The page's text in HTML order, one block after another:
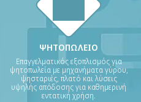
ΨΗΤΟΠΩΛΕΙΟ
Επαγγελματικός εξοπλισμός για
ψητοπωλεία με μηχανήματα γύρου,
ψησταριές, πλατό και λύσεις
υψηλής απόδοσης για καθημερινή
εντατική χρήση.